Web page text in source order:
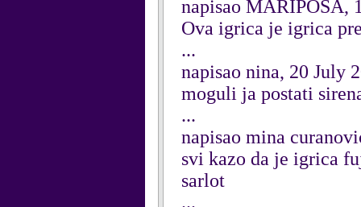
napisao MARIPOSA,
Ova igrica je igrica
...
napisao nina, 20 July
moguli ja postati
...
napisao mina
svi kazo da je igrica
sarlot
...